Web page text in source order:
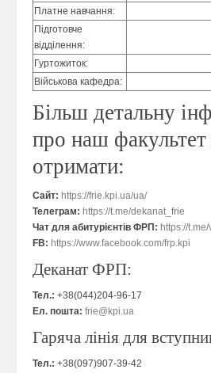
Платне навчання:
Підготовче
відділення:
Гуртожиток:
Військова кафедра:
Більш детальну
про наш
отримати:
Сайт: https://frie.kpi.ua/ua/
Телеграм: https://t.me/dekanat_frie
Чат для абитурієнтів ФРП: https://
FB: https://www.facebook.com/frp.kpi
Деканат ФРП:
Тел.: +38(044)204-96-17
Ел. пошта: frie@kpi.ua
Гаряча лінія для
Тел.: +38(097)907-39-42